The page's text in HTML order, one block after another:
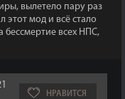
вылетело пару раз
мод и всё стало
бессмертие всех НПС,
НРАВИТСЯ